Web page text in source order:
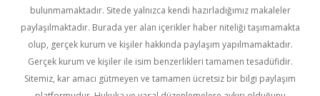
bulunmamaktadır. Sitede yalnızca kendi hazırladığımız makaleler
paylaşılmaktadır. Burada yer alan içerikler haber niteliği taşımamakta
olup, gerçek kurum ve kişiler hakkında paylaşım yapılmamaktadır.
Gerçek kurum ve kişiler ile isim benzerlikleri tamamen tesadüfidir.
Sitemiz, kar amacı gütmeyen ve tamamen ücretsiz bir bilgi paylaşım